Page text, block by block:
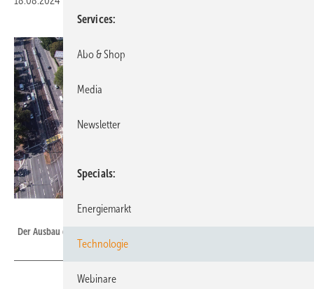
Der Ausbau der Solarenergie hat sich in Deutschland beschleunigt.
Services
Abo & Shop
Media
Newsletter
Specials
Energiemarkt
Technologie
Webinare